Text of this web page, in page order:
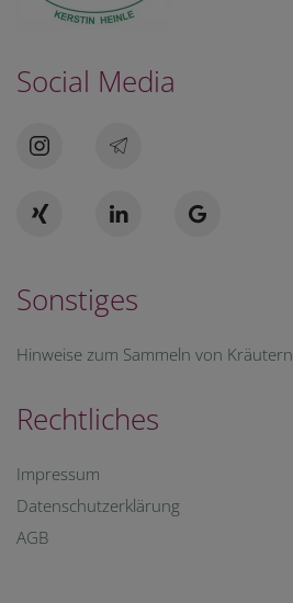
Social Media
Sonstiges
Hinweise zum Sammeln von Kräutern
Rechtliches
Impressum
Datenschutzerklärung
AGB